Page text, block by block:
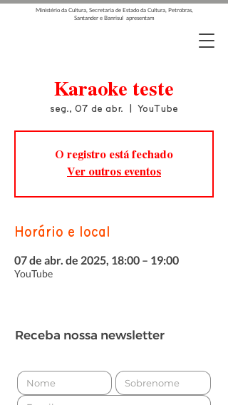
Ministério da Cultura, Secretaria de Estado da Cultura, Petrobras,
Santander e Banrisul apresentam
Karaoke teste
seg., 07 de abr. YouTube
O registro está fechado
Ver outros eventos
Horário e local
07 de abr. de 2025, 18:00 – 19:00
YouTube
Receba nossa newsletter